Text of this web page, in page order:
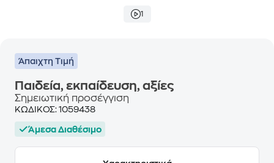
1
Άπαιχτη Τιμή
Παιδεία, εκπαίδευση, αξίες
Σημειωτική προσέγγιση
ΚΩΔΙΚΟΣ: 1059438
Άμεσα Διαθέσιμο